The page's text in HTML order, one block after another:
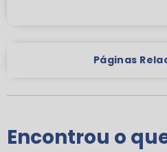
Páginas
Encontrou o